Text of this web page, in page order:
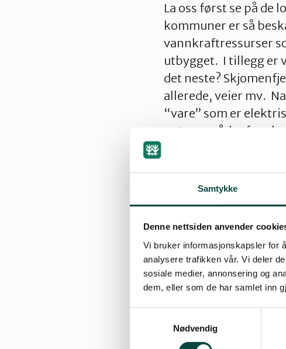
Samtykke
Denne nettsiden anvender
Vi bruker informasjonskapsler for
analysere trafikken vår. Vi deler
sosiale medier, annonsering og
dem, eller som de har samlet inn
Nødvendig
La oss først se på
kommuner er så
vannkraftressurser
utbygget. I tillegg er
det neste?
allerede, veier mv.
“vare” som er
naturområder for
Når det gjelder
potensiale som
Norge. Det skal gi
vindkraftpotensiale i
Holder dette
anlegg for å øke